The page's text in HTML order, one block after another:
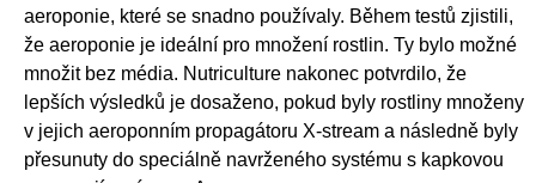
aeroponie, které se snadno používaly. Během testů zjistili,
že aeroponie je ideální pro množení rostlin. Ty bylo možné
množit bez média. Nutriculture nakonec potvrdilo, že
lepších výsledků je dosaženo, pokud byly rostliny množeny
v jejich aeroponním propagátoru X-stream a následně byly
přesunuty do speciálně navrženého systému s kapkovou